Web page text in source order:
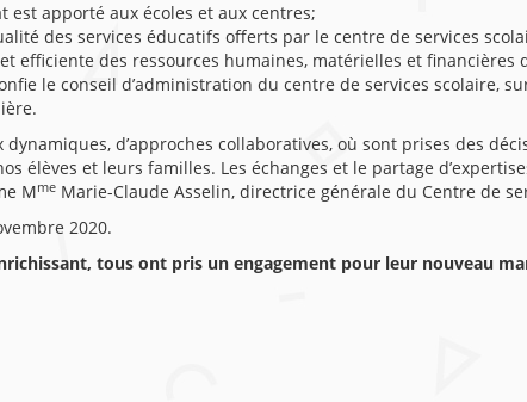
est apporté aux écoles et aux centres;
des services éducatifs offerts par le centre de services
efficiente des ressources humaines, matérielles et
le conseil d’administration du centre de services scolaire,
d’approches collaboratives, où sont prises des
élèves et leurs familles. Les échanges et le partage
Mme Marie-Claude Asselin, directrice générale du Centre de
2020.
tous ont pris un engagement pour leur nouveau